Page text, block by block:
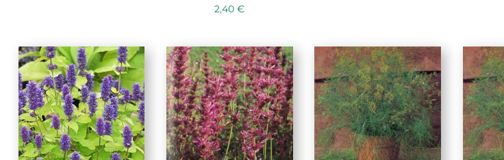
2,40€